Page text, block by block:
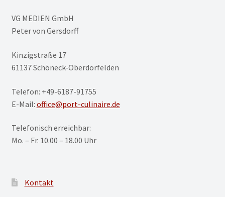
VG MEDIEN GmbH
Peter von Gersdorff
Kinzigstraße 17
61137 Schöneck-Oberdorfelden
Telefon: +49-6187-91755
E-Mail: office@port-culinaire.de
Telefonisch erreichbar:
Mo. – Fr. 10.00 – 18.00 Uhr
Kontakt